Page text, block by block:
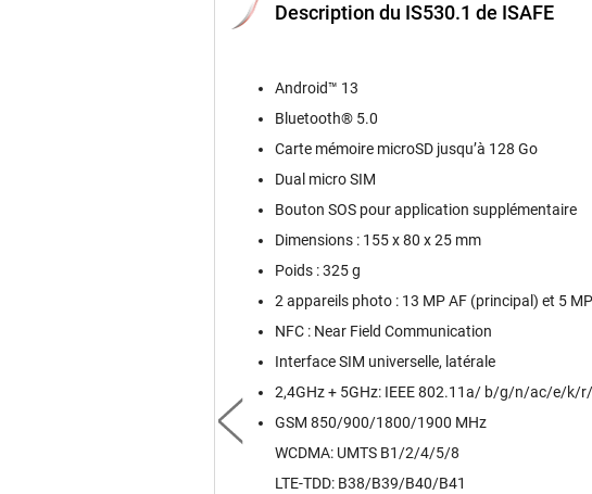
Description du IS530.1 de ISAFE
Android™ 13
Bluetooth® 5.0
Carte mémoire microSD jusqu’à 128 Go
Dual micro SIM
Bouton SOS pour application supplémentaire
Dimensions : 155 x 80 x 25 mm
Poids : 325 g
2 appareils photo : 13 MP AF (principal) et 5
NFC : Near Field Communication
Interface SIM universelle, latérale
2,4GHz + 5GHz: IEEE 802.11a/ b/g/n/ac/e/k/
GSM 850/900/1800/1900 MHz
WCDMA: UMTS B1/2/4/5/8
LTE-TDD: B38/B39/B40/B41